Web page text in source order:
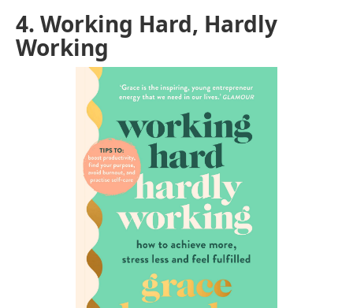
4. Working Hard, Hardly
Working